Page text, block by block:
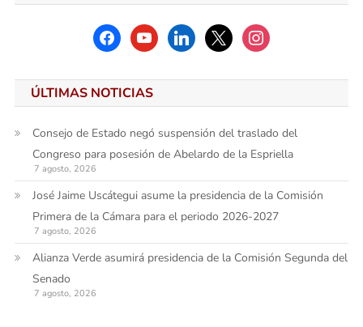
facebookyoutubelinkedinx instagram
ÚLTIMAS NOTICIAS
Consejo de Estado negó suspensión del traslado del
Congreso para posesión de Abelardo de la Espriella
7 agosto, 2026
José Jaime Uscátegui asume la presidencia de la Comisión
Primera de la Cámara para el periodo 2026-2027
7 agosto, 2026
Alianza Verde asumirá presidencia de la Comisión Segunda del
Senado
7 agosto, 2026